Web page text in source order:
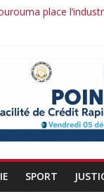
place
envers un
du Président et
SPORT